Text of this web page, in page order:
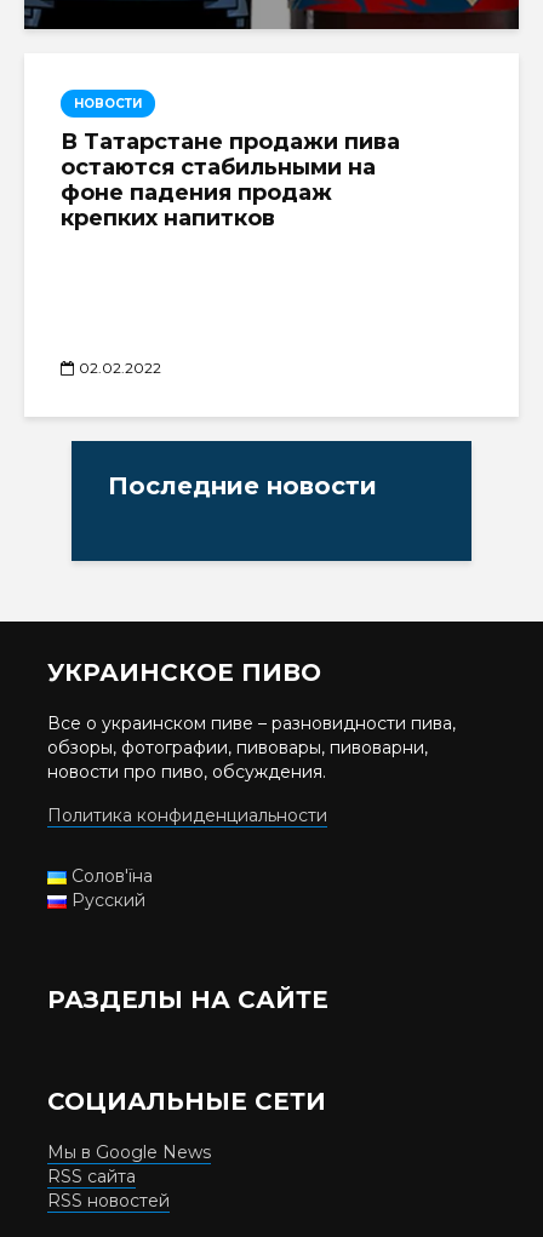
НОВОСТИ
В Татарстане продажи пива
остаются стабильными на
фоне падения продаж
крепких напитков
02.02.2022
Последние новости
УКРАИНСКОЕ ПИВО
Все о украинском пиве – разновидности пива,
обзоры, фотографии, пивовары, пивоварни,
новости про пиво, обсуждения.
Политика конфиденциальности
Солов'їна
Русский
РАЗДЕЛЫ НА САЙТЕ
СОЦИАЛЬНЫЕ СЕТИ
Мы в Google News
RSS сайта
RSS новостей